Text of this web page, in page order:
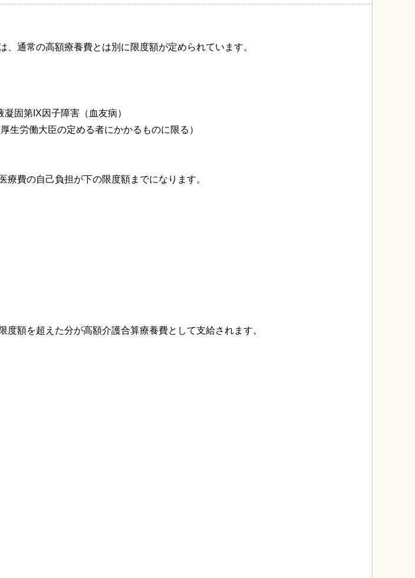
通常の高額療養費とは別に限度額が定められています。
固第IX因子障害（血友病）
生労働大臣の定める者にかかるものに限る）
費の自己負担が下の限度額までになります。
額を超えた分が高額介護合算療養費として支給されます。